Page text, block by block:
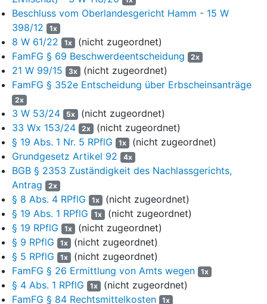
Erbscheinsantrag des Antragstellers vom 17.12.2024
zurückgewiesen (Bl. 18 ff. der beigezogenen Akte zum Az.
349/24 Erbscheinserteilung). Der hier gegenständliche Beschluss
ist dem Antragsteller am 26.02.2025 zugestellt worden (EB Bl. 21
d. A.). Gegen den Beschluss hat er mit am 13.03.2024
eingegangenem Schriftsatz vom selben Tag Beschwerde
eingelegt (Bl. 22 ff. d. A.). Er ist der Auffassung, dass er wirksam
als Testamentsvollstrecker eingesetzt worden sei. Wegen der
Einzelheiten wird auf die Beschwerdebegründung verwiesen
(Bl. 22 d. A.).
Das Amtsgericht - Nachlassgericht - Einbeck hat der
Beschwerde durch Beschluss vom 14.03.2025 nicht abgeholfen
und die Akten dem Oberlandesgericht Braunschweig zur
Entscheidung vorgelegt (Bl. 31 f. d. A.).
II.
Die zulässige Beschwerde des Antragstellers hat in der Sache
keinen Erfolg.
1.
Gegen die Zurückweisung des Antrages auf Erteilung eines
Beschluss vom Oberlandesgericht Hamm - 15 W
398/12
1x
8 W 61/22 1x (nicht zugeordnet)
FamFG § 69 Beschwerdeentscheidung
2x
21 W 99/15 3x (nicht zugeordnet)
FamFG § 352e Entscheidung über Erbscheinsanträge
2x
3 W 53/24 5x (nicht zugeordnet)
33 Wx 153/24
2x (nicht zugeordnet)
§ 19 Abs. 1 Nr. 5 RPflG
1x (nicht zugeordnet)
Grundgesetz Artikel 92
4x
BGB § 2353 Zuständigkeit des Nachlassgerichts,
Antrag
2x
§ 8 Abs. 4 RPflG 1x (nicht zugeordnet)
§ 19 Abs. 1 RPflG
1x (nicht zugeordnet)
§ 19 RPflG
1x (nicht zugeordnet)
§ 9 RPflG
1x (nicht zugeordnet)
§ 5 RPflG
1x (nicht zugeordnet)
FamFG § 26 Ermittlung von Amts wegen
1x
§ 4 Abs. 1 RPflG 1x (nicht zugeordnet)
FamFG § 84 Rechtsmittelkosten
1x